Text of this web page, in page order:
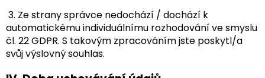
3. Ze strany správce nedochází / dochází k
automatickému individuálnímu rozhodování ve smyslu
čl. 22 GDPR. S takovým zpracováním jste poskytl/a
svůj výslovný souhlas.